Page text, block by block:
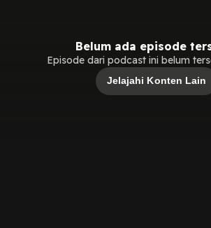
Belum ada episode
Episode dari podcast ini belum
Jelajahi Konten Lain